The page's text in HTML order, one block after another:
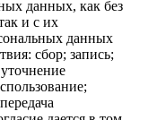
данных, как без
и с их
данных
сбор; запись;